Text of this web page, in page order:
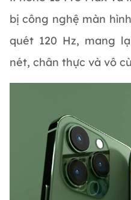
bị công nghệ màn
quét 120 Hz, mang
nét, chân thực và vô